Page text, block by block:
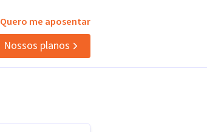
Quero me aposentar
Nossos planos